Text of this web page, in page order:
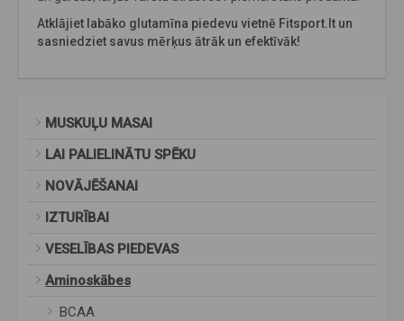
Atklājiet labāko glutamīna piedevu vietnē Fitsport.lt un
sasniedziet savus mērķus ātrāk un efektīvāk!
MUSKUĻU MASAI
LAI PALIELINĀTU SPĒKU
NOVĀJĒŠANAI
IZTURĪBAI
VESELĪBAS PIEDEVAS
Aminoskābes
BCAA